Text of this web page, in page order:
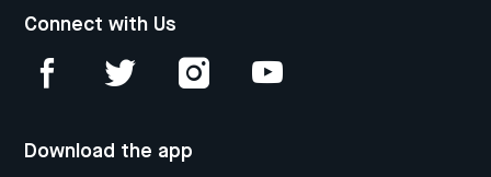
Connect with Us
Download the app